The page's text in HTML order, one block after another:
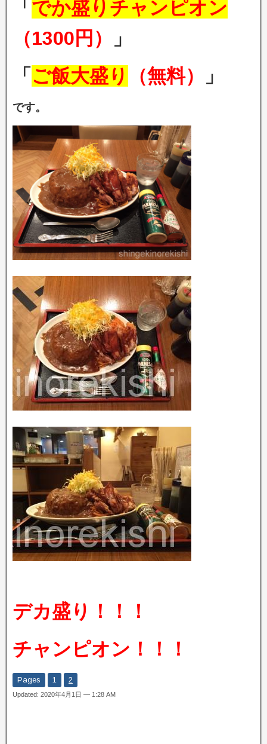
「 でか盛りチャンピオン
（1300円）
」
「 ご飯大盛り （無料） 」
です。
デカ盛り！！！
チャンピオン！！！
Pages 1 2
Updated: 2020年4月1日 — 1:28 AM